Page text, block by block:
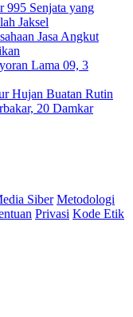
995 Senjata yang
Jaksel
Jasa Angkut
Lama 09, 3
Hujan Buatan Rutin
20 Damkar
Siber Metodologi
Privasi Kode Etik